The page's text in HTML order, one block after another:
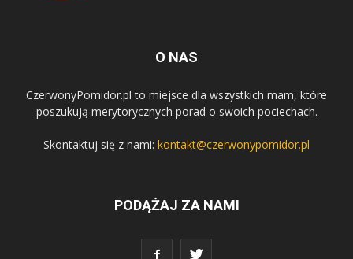
O NAS
CzerwonyPomidor.pl to miejsce dla wszystkich mam, które
poszukują merytorycznych porad o swoich pociechach.
Skontaktuj się z nami: kontakt@czerwonypomidor.pl
PODĄŻAJ ZA NAMI